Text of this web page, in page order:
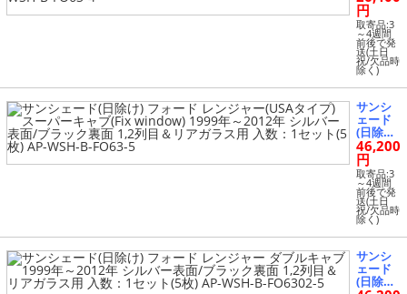
数：1セ
ット(4
枚) AP-
WSH-B-
FO6302-
4
ド レン
ジャー
(USAタ
イプ) ス
ーパー
キャブ
(Fix wi
ndow)
1999年
～2012
年 シル
バー表
面/ブラ
ック裏
面 1,2列
目窓用
入数：1
セット
(4枚) AP
-WSH-B
-FO63-4
円
取寄品:3
～4週間
前後で発
送(土日
祝/欠品時
除く)
サンシ
ェード
(日除け)
フォー
ド レン
ジャー
(USAタ
イプ) ス
ーパー
キャブ
(Fix wi
1999年
～2012
年 シル
46,200
円
取寄品:3
～4週間
前後で発
送(土日
祝/欠品時
除く)
サンシ
ェード
(日除け)